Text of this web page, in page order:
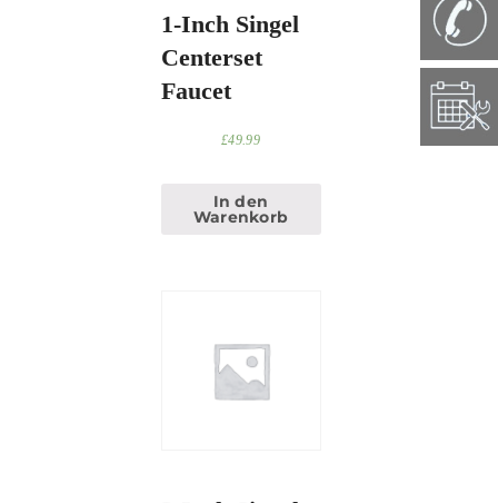
1-Inch Singel
Centerset
Faucet
£49.99
In den
Warenkorb